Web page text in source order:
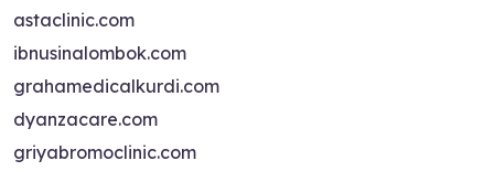
astaclinic.com
ibnusinalombok.com
grahamedicalkurdi.com
dyanzacare.com
griyabromoclinic.com